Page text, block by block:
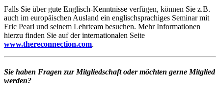
Falls Sie über gute Englisch-Kenntnisse verfügen, können Sie z.B.
auch im europäischen Ausland ein englischsprachiges Seminar mit
Eric Pearl und seinem Lehrteam besuchen. Mehr Informationen
hierzu finden Sie auf der internationalen Seite
www.thereconnection.com.
Sie haben Fragen zur Mitgliedschaft oder möchten gerne Mitglied
werden?